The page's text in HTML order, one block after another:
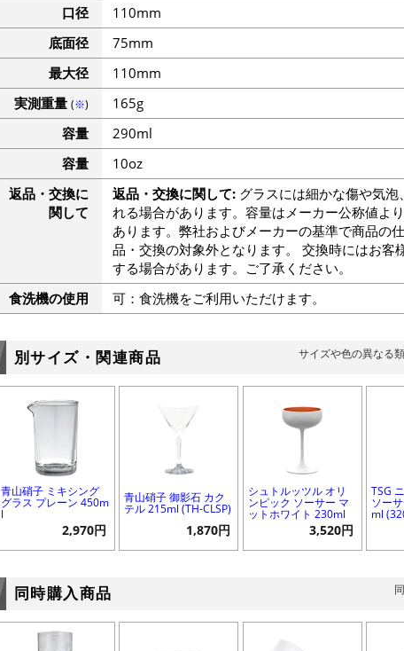
口径
110mm
底面径
75mm
最大径
110mm
実測重量 (※)
165g
容量
290ml
容量
10oz
返品・交換に
関して
返品・交換に関して:グラスには細かな傷や気泡
れる場合があります。容量はメーカー公称値よ
あります。弊社およびメーカーの基準で商品の
品・交換の対象外となります。 交換時にはお客
する場合があります。ご了承ください。
食洗機の使用
可：食洗機をご利用いただけます。
別サイズ・関連商品 サイズや色の異なる
青山硝子 ミキシング
グラス プレーン 450m
l
2,970円
青山硝子 御影石 カク
テル 215ml (TH-CLSP)
1,870円
シュトルッツル オリ
ンピック ソーサー マ
ットホワイト 230ml
3,520円
TSG
ソー
ml
同時購入商品